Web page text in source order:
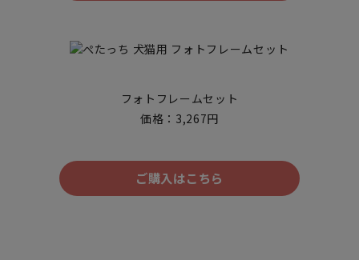
フォトフレームセット
価格：3,267円
ご購入はこちら